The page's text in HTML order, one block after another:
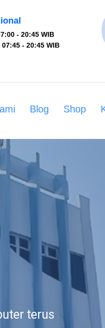
- 20:45 WIB
- 20:45 WIB
Blog Shop
terus